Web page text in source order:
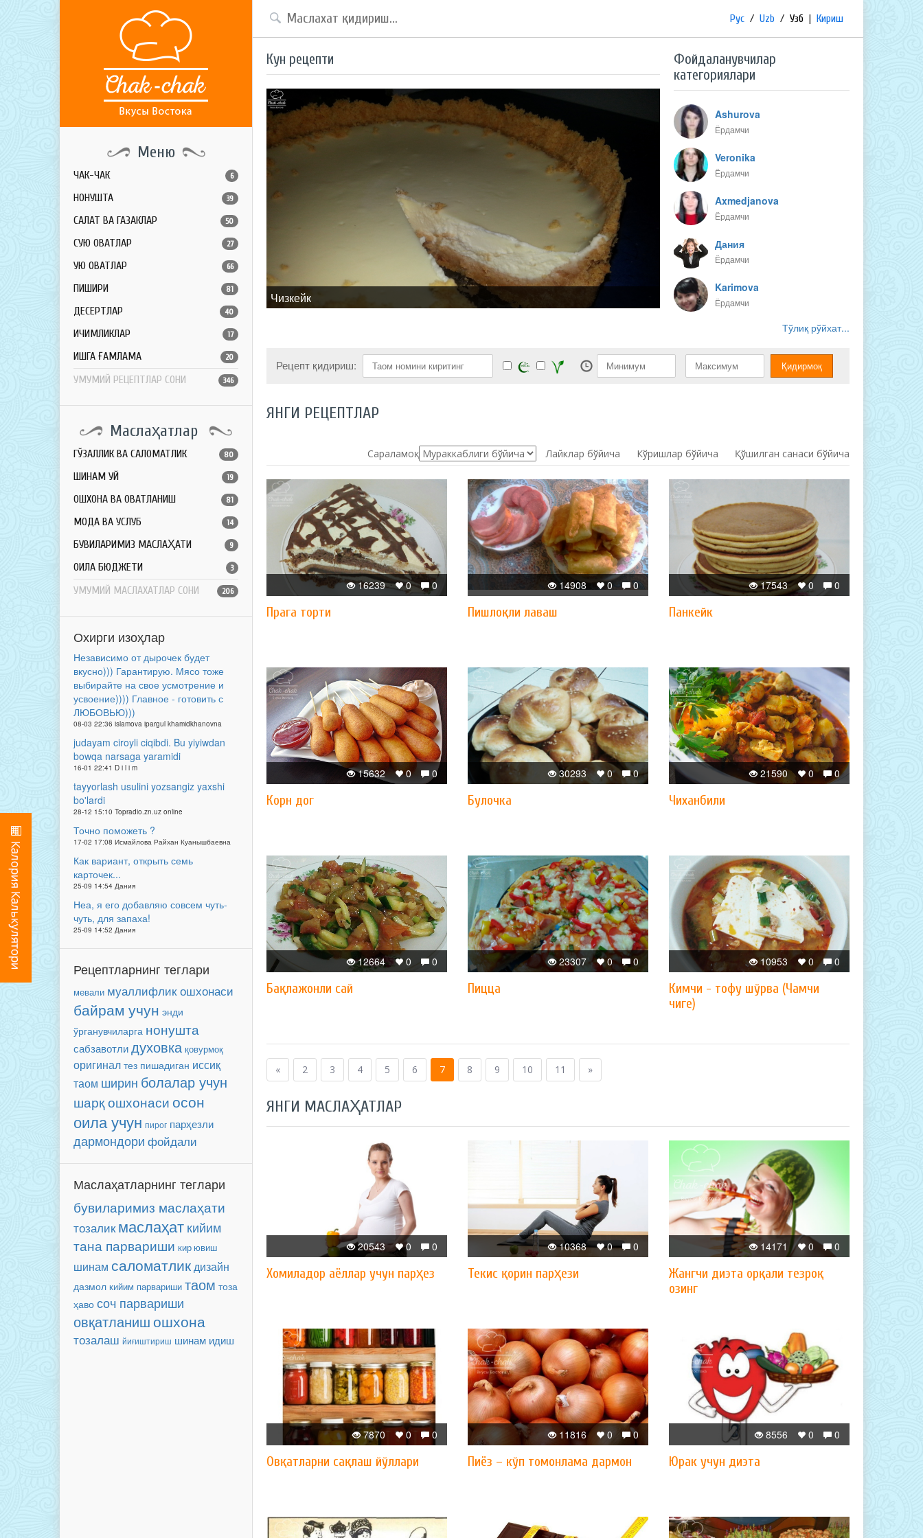
Меню
ЧАК-ЧАК 6
НОНУШТА 39
САЛАТ ВА ГАЗАКЛАР 50
СУЮҚ ОВҚАТЛАР 27
ҚУЮҚ ОВҚАТЛАР 66
ПИШИРИҚ 81
ДЕСЕРТЛАР 40
ИЧИМЛИКЛАР 17
ҚИШГА ҒАМЛАМА 20
УМУМИЙ РЕЦЕПТЛАР СОНИ 346
Маслаҳатлар
ГЎЗАЛЛИК ВА САЛОМАТЛИК 80
ШИНАМ УЙ 19
ОШХОНА ВА ОВҚАТЛАНИШ 81
МОДА ВА УСЛУБ 14
БУВИЛАРИМИЗ МАСЛАҲАТИ 9
ОИЛА БЮДЖЕТИ 3
УМУМИЙ МАСЛАХАТЛАР СОНИ 206
Охирги изоҳлар
Независимо от дырочек будет
вкусно))) Гарантирую. Мясо тоже
выбирайте на свое усмотрение и
усвоение)))) Главное - готовить с
ЛЮБОВЬЮ)))
08-03 22:36 islamova ipargul khamidkhanovna
judayam ciroyli ciqibdi. Bu yiyiwdan
bowqa narsaga yaramidi
16-01 22:41 D i l i m
tayyorlash usulini yozsangiz yaxshi
bo'lardi
28-12 15:10 Topradio.zn.uz online
Точно поможеть ?
17-02 17:08 Исмайлова Райхан Куанышбаевна
Как вариант, открыть семь
карточек...
25-09 14:54 Дания
Неа, я его добавляю совсем чуть-
чуть, для запаха!
25-09 14:52 Дания
Рецептларнинг теглари
мевали муаллифлик ошхонаси
байрам учун энди
ўрганувчиларга нонушта
сабзавотлидуховка қовурмоқ
оригинал тез пишадиган иссиқ
таом ширин болалар учун
шарқ ошхонаси осон
оила учун пирог парҳезли
дармондори фойдали
Маслаҳатларнинг теглари
бувиларимиз маслаҳати
тозалик маслаҳат кийим
тана парвариши кир ювиш
шинам саломатликдизайн
дазмол кийим парвариши таом тоза
ҳаво соч парвариши
овқатланиш ошхона
тозалаш йиғиштириш шинам идиш
Рус / Uzb / Узб | Кириш
Кун рецепти
Чизкейк
Фойдаланувчилар
категориялари
Ashurova
Ёрдамчи
Veronika
Ёрдамчи
Axmedjanova
Ёрдамчи
Дания
Ёрдамчи
Karimova
Ёрдамчи
Тўлиқ рўйхат...
Рецепт қидириш:
ЯНГИ РЕЦЕПТЛАР
Сараламоқ: Лайклар бўйича Кўришлар бўйича Қўшилган санаси бўйича
0
0
16239
Прага торти
0
0
14908
Пишлоқли лаваш
0
0
17543
Панкейк
0
0
15632
Корн дог
0
0
30293
Булочка
0
0
21590
Чиханбили
0
0
12664
Бақлажонли сай
0
0
23307
Пицца
0
0
10953
Кимчи - тофу шўрва (Чамчи
чиге)
« 2 3 4 5 6 7 8 9 10 11 »
ЯНГИ МАСЛАҲАТЛАР
0
0
20543
Хомиладор аёллар учун парҳез
0
0
10368
Текис қорин парҳези
0
0
14171
Жангчи диэта орқали тезроқ
озинг
0
0
7870
Овқатларни сақлаш йўллари
0
0
11816
Пиёз – кўп томонлама дармон
0
0
8556
Юрак учун диэта